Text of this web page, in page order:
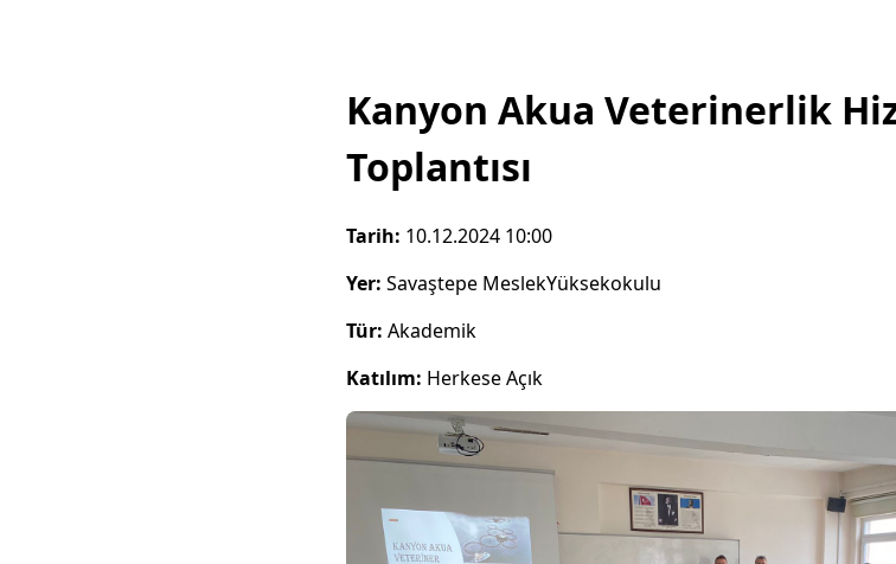
Kanyon Akua Veterinerlik
Toplantısı
Tarih: 10.12.2024 10:00
Yer: Savaştepe MeslekYüksekokulu
Tür: Akademik
Katılım: Herkese Açık